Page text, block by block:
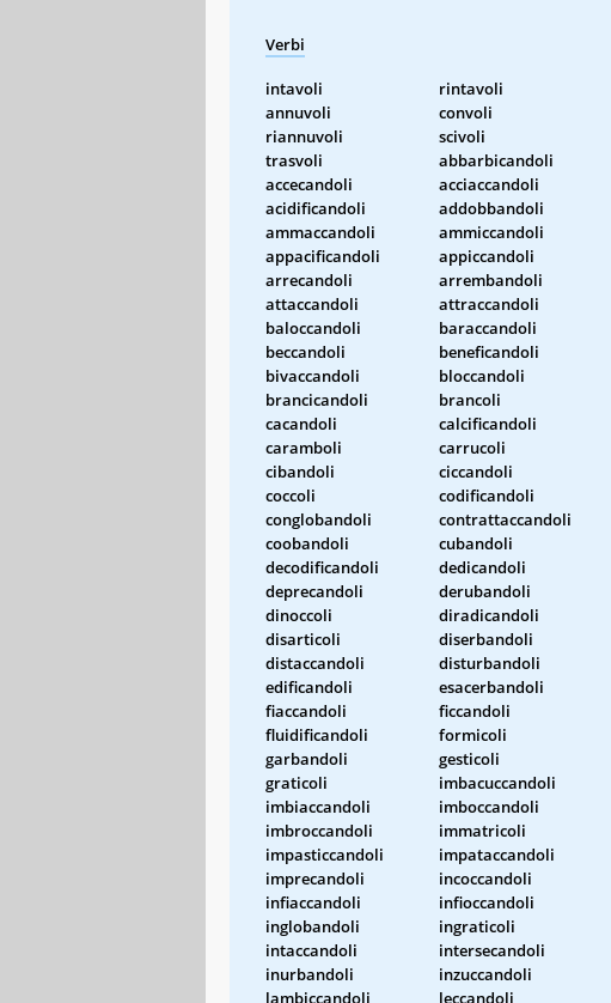
Verbi
intavoli rintavoli
annuvoli
convoli
riannuvoli
scivoli
trasvoli
abbarbicandoli
accecandoli
acciaccandoli
acidificandoli
addobbandoli
ammaccandoli
ammiccandoli
appacificandoli
appiccandoli
arrecandoli
arrembandoli
attaccandoli
attraccandoli
baloccandoli
baraccandoli
beccandoli
beneficandoli
bivaccandoli
bloccandoli
brancicandoli
brancoli
cacandoli
calcificandoli
caramboli
carrucoli
cibandoli
ciccandoli
coccoli
codificandoli
conglobandoli
contrattaccandoli
coobandoli
cubandoli
decodificandoli
dedicandoli
deprecandoli
derubandoli
dinoccoli
diradicandoli
disarticoli
diserbandoli
distaccandoli
disturbandoli
edificandoli
esacerbandoli
fiaccandoli
ficcandoli
fluidificandoli
formicoli
garbandoli
gesticoli
graticoli
imbacuccandoli
imbiaccandoli
imboccandoli
imbroccandoli
immatricoli
impasticcandoli
impataccandoli
imprecandoli
incoccandoli
infiaccandoli
infioccandoli
inglobandoli
ingraticoli
intaccandoli
intersecandoli
inurbandoli
inzuccandoli
lambiccandoli
leccandoli